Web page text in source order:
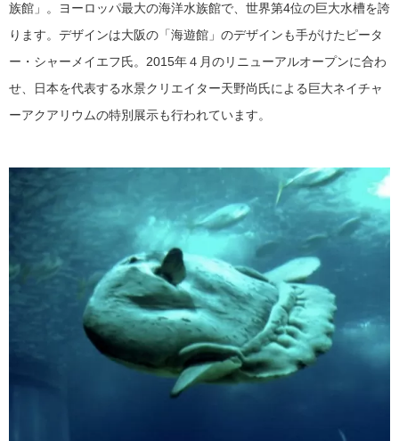
族館」。ヨーロッパ最大の海洋水族館で、世界第4位の巨大水槽を誇
ります。デザインは大阪の「海遊館」のデザインも手がけたピータ
ー・シャーメイエフ氏。2015年４月のリニューアルオープンに合わ
せ、日本を代表する水景クリエイター天野尚氏による巨大ネイチャ
ーアクアリウムの特別展示も行われています。